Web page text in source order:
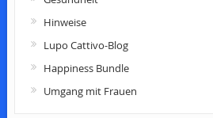
Hinweise
Lupo Cattivo-Blog
Happiness Bundle
Umgang mit Frauen